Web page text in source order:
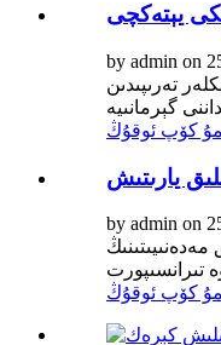
يېتەكچى
by admin on
تەرىپىدىن
كۆپ ئوقۇڭ
يارىتىش
by admin on
كۆپ ئوقۇڭ